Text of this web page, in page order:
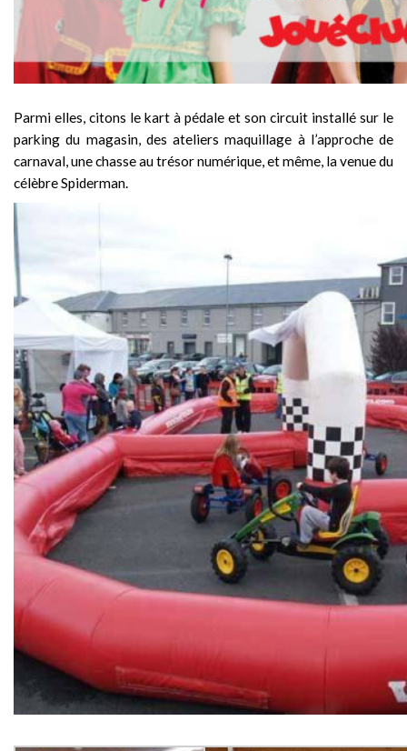
Parmi elles, citons le kart à pédale et son circuit installé sur le
parking du magasin, des ateliers maquillage à l’approche de
carnaval, une chasse au trésor numérique, et même, la venue du
célèbre Spiderman.